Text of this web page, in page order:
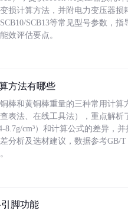
损计算方法，并附电力变压器损
SCB13等常见型号参数，指
效评估要点。
方法有哪些
棒和黄铜棒重量的三种常用计算
查表法、在线工具法），重点解析
8.7g/cm³）和计算公式的差异，并
分析及选材建议，数据参考GB/T
脚功能